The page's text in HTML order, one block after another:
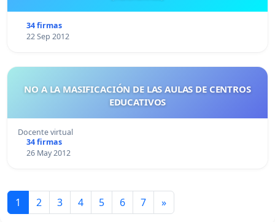
34 firmas
22 Sep 2012
NO A LA MASIFICACIÓN DE LAS AULAS DE CENTROS
EDUCATIVOS
Docente virtual
34 firmas
26 May 2012
1 2 3 4 5 6 7 »